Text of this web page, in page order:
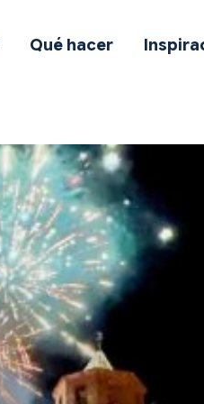
Qué hacer